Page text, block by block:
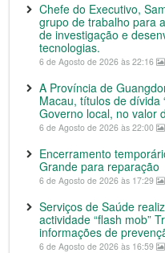
Chefe do Executivo,
grupo de trabalho para
de investigação e
tecnologias.
6 de Agosto de 2026 às 22:16
A Província de
Macau, títulos de dívida
Governo local, no valor
6 de Agosto de 2026 às 22:00
Encerramento
Grande para reparação
6 de Agosto de 2026 às 17:29
Serviços de Saúde
actividade “flash mob”
informações de
6 de Agosto de 2026 às 16:59